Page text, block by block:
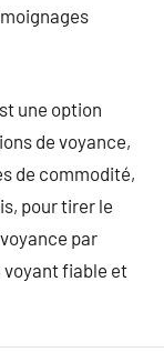
une option
de voyance,
de commodité,
pour tirer le
par
voyant fiable et